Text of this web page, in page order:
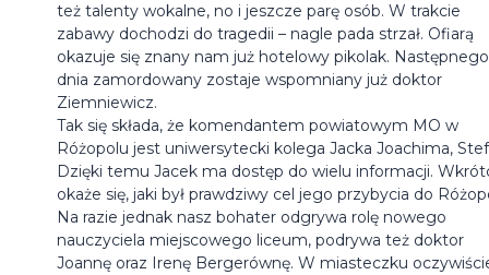
też talenty wokalne, no i jeszcze parę osób. W trakcie
zabawy dochodzi do tragedii – nagle pada strzał. Ofiarą
okazuje się znany nam już hotelowy pikolak. Następnego
dnia zamordowany zostaje wspomniany już doktor
Ziemniewicz.
Tak się składa, że komendantem powiatowym MO w
Różopolu jest uniwersytecki kolega Jacka Joachima,
Dzięki temu Jacek ma dostęp do wielu informacji.
okaże się, jaki był prawdziwy cel jego przybycia do
Na razie jednak nasz bohater odgrywa rolę nowego
nauczyciela miejscowego liceum, podrywa też doktor
Joannę oraz Irenę Bergerównę. W miasteczku